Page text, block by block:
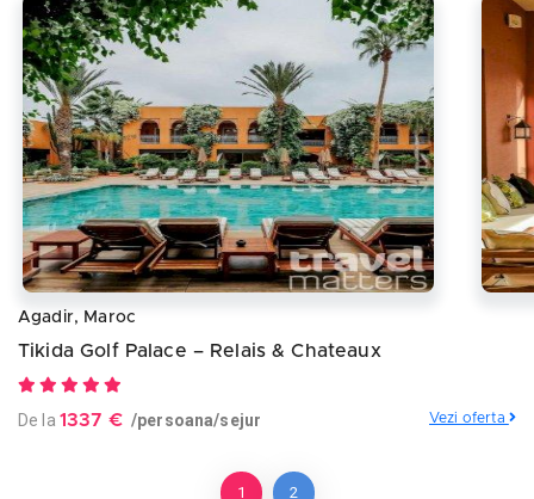
Agadir, Maroc
Tikida Golf Palace – Relais & Chateaux
De la 1337 € /persoana/sejur Vezi oferta
1 2